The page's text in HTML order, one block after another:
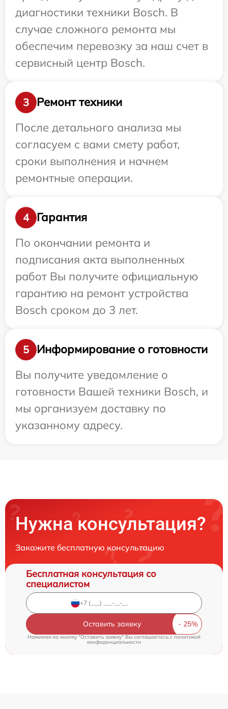
диагностики техники Bosch. В
случае сложного ремонта мы
обеспечим перевозку за наш счет в
сервисный центр Bosch.
3
Ремонт техники
После детального анализа мы
согласуем с вами смету работ,
сроки выполнения и начнем
ремонтные операции.
4
Гарантия
По окончании ремонта и
подписания акта выполненных
работ Вы получите официальную
гарантию на ремонт устройства
Bosch сроком до 3 лет.
5
Информирование о готовности
Вы получите уведомление о
готовности Вашей техники Bosch, и
мы организуем доставку по
указанному адресу.
Нужна консультация?
Закажите бесплатную консультацию
Бесплатная консультация со
специалистом
Оставить заявку
Нажимая на кнопку "Оставить заявку" Вы соглашаетесь cполитикой
конфиденциальности